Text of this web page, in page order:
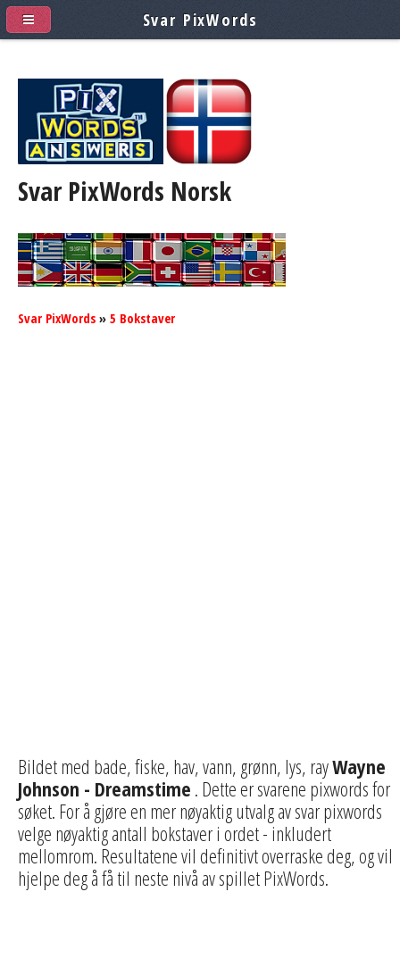
Svar PixWords Norsk
Svar PixWords » 5 Bokstaver
Bildet med bade, fiske, hav, vann, grønn, lys, rayWayne
Johnson - Dreamstime . Dette er svarene pixwords for
søket. For å gjøre en mer nøyaktig utvalg av svar pixwords
velge nøyaktig antall bokstaver i ordet - inkludert
mellomrom. Resultatene vil definitivt overraske deg, og vil
hjelpe deg å få til neste nivå av spillet PixWords.
Svar PixWords